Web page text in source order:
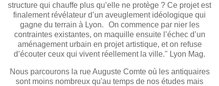
structure qui chauffe plus qu’elle ne protège ? Ce projet est
finalement révélateur d’un aveuglement idéologique qui
gagne du terrain à Lyon. On commence par nier les
contraintes existantes, on maquille ensuite l’échec d’un
aménagement urbain en projet artistique, et on refuse
d’écouter ceux qui vivent réellement la ville." Lyon Mag.
Nous parcourons la rue Auguste Comte où les antiquaires
sont moins nombreux qu'au temps de nos études mais